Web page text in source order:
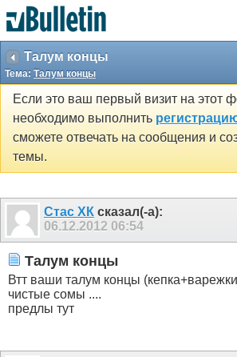
Талум концы
Тема: Талум концы
Если это ваш первый визит на этот
необходимо выполнить
сможете отвечать на сообщения и
темы.
Стас ХК сказал(-а):
06.12.2012 06:54
Талум концы
Втт ваши талум концы
чистые сомы ....
предлы тут